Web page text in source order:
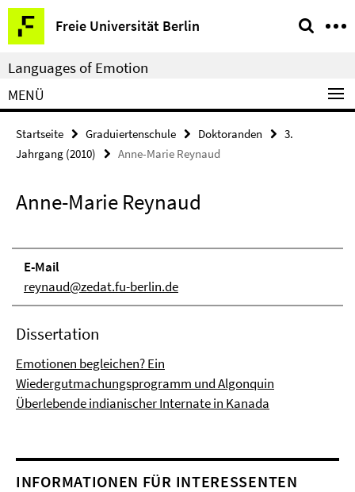
Springe
direkt
zu
Inhalt
Freie Universität Berlin
Service-
Navigation
Languages of Emotion
MENÜ
Startseite Graduiertenschule Doktoranden
3.
Jahrgang (2010)
Anne-Marie Reynaud
Anne-Marie Reynaud
E-Mail
reynaud@zedat.fu-berlin.de
Dissertation
Emotionen begleichen? Ein
Wiedergutmachungsprogramm und Algonquin
Überlebende indianischer Internate in Kanada
INFORMATIONEN FÜR INTERESSENTEN